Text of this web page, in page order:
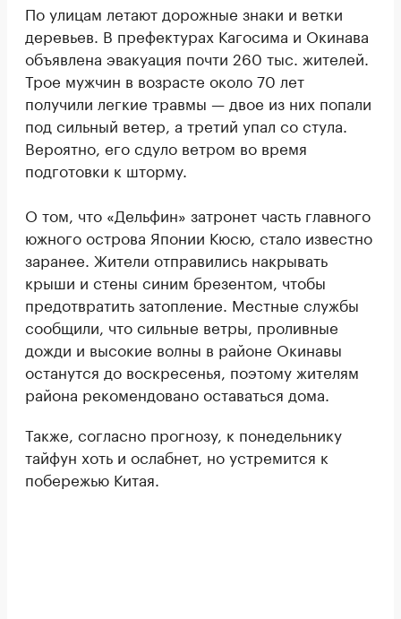
По улицам летают дорожные знаки и ветки
деревьев. В префектурах Кагосима и Окинава
объявлена эвакуация почти 260 тыс. жителей.
Трое мужчин в возрасте около 70 лет
получили легкие травмы — двое из них попали
под сильный ветер, а третий упал со стула.
Вероятно, его сдуло ветром во время
подготовки к шторму.
О том, что «Дельфин» затронет часть главного
южного острова Японии Кюсю, стало известно
заранее. Жители отправились накрывать
крыши и стены синим брезентом, чтобы
предотвратить затопление. Местные службы
сообщили, что сильные ветры, проливные
дожди и высокие волны в районе Окинавы
останутся до воскресенья, поэтому жителям
района рекомендовано оставаться дома.
Также, согласно прогнозу, к понедельнику
тайфун хоть и ослабнет, но устремится к
побережью Китая.